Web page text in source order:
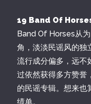
19 Band Of
Band Of Horses从
角，淡淡民谣风的独
流行成分偏多，远不
过依然获得多方赞誉
的民谣专辑。想来也
绩单。